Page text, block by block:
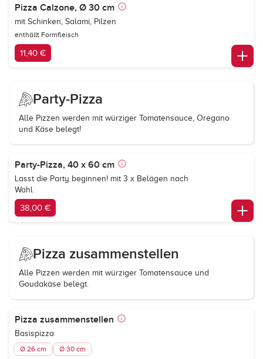
Pizza Calzone, Ø 30 cm
mit Schinken, Salami, Pilzen
enthällt Formfleisch
11,40 €
Party-Pizza
Alle Pizzen werden mit würziger Tomatensauce, Oregano
und Käse belegt!
Party-Pizza, 40 x 60 cm
Lasst die Party beginnen! mit 3 x Belägen nach
Wahl
38,00 €
Pizza zusammenstellen
Alle Pizzen werden mit würziger Tomatensauce und
Goudakäse belegt.
Pizza zusammenstellen
Basispizza
Ø 26 cm Ø 30 cm